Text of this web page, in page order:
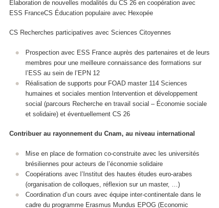
Élaboration de nouvelles modalités du CS 26 en coopération avec
ESS FranceCS Éducation populaire avec Hexopée
CS Recherches participatives avec Sciences Citoyennes
Prospection avec ESS France auprès des partenaires et de leurs
membres pour une meilleure connaissance des formations sur
l’ESS au sein de l’EPN 12
Réalisation de supports pour FOAD master 114 Sciences
humaines et sociales mention Intervention et développement
social (parcours Recherche en travail social – Économie sociale
et solidaire) et éventuellement CS 26
Contribuer au rayonnement du Cnam, au niveau international
Mise en place de formation co-construite avec les universités
brésiliennes pour acteurs de l’économie solidaire
Coopérations avec l’Institut des hautes études euro-arabes
(organisation de colloques, réflexion sur un master, …)
Coordination d’un cours avec équipe inter-continentale dans le
cadre du programme Erasmus Mundus EPOG (Economic